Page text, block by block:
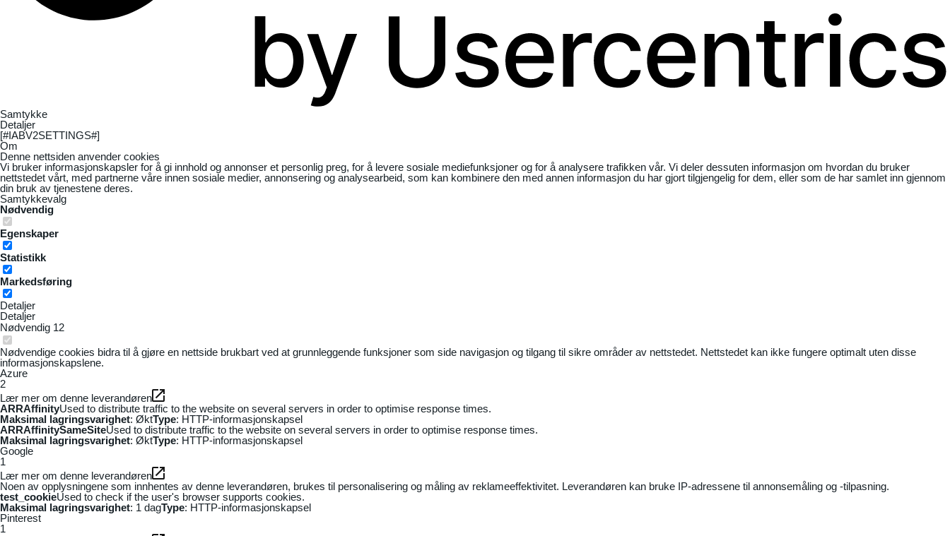
Samtykke
Detaljer
[#IABV2SETTINGS#]
Om
Denne nettsiden anvender cookies
Vi bruker informasjonskapsler for å gi innhold og annonser et personlig preg, for å levere sosiale mediefunksjoner og for å analysere trafikken vår. Vi deler dessuten informasjon om hvordan du bruker
nettstedet vårt, med partnerne våre innen sosiale medier, annonsering og analysearbeid, som kan kombinere den med annen informasjon du har gjort tilgjengelig for dem, eller som de har samlet inn gjennom
din bruk av tjenestene deres.
Samtykkevalg
Nødvendig
Egenskaper
Statistikk
Markedsføring
Detaljer
Detaljer
Nødvendig 12
Nødvendige cookies bidra til å gjøre en nettside brukbart ved at grunnleggende funksjoner som side navigasjon og tilgang til sikre områder av nettstedet. Nettstedet kan ikke fungere optimalt uten disse
informasjonskapslene.
Azure
2
Lær mer om denne leverandøren
ARRAffinityUsed to distribute traffic to the website on several servers in order to optimise response times.
Maksimal lagringsvarighet: ØktType: HTTP-informasjonskapsel
ARRAffinitySameSiteUsed to distribute traffic to the website on several servers in order to optimise response times.
Maksimal lagringsvarighet: ØktType: HTTP-informasjonskapsel
Google
1
Lær mer om denne leverandøren
Noen av opplysningene som innhentes av denne leverandøren, brukes til personalisering og måling av reklameeffektivitet. Leverandøren kan bruke IP-adressene til annonsemåling og -tilpasning.
test_cookieUsed to check if the user's browser supports cookies.
Maksimal lagringsvarighet: 1 dagType: HTTP-informasjonskapsel
Pinterest
1